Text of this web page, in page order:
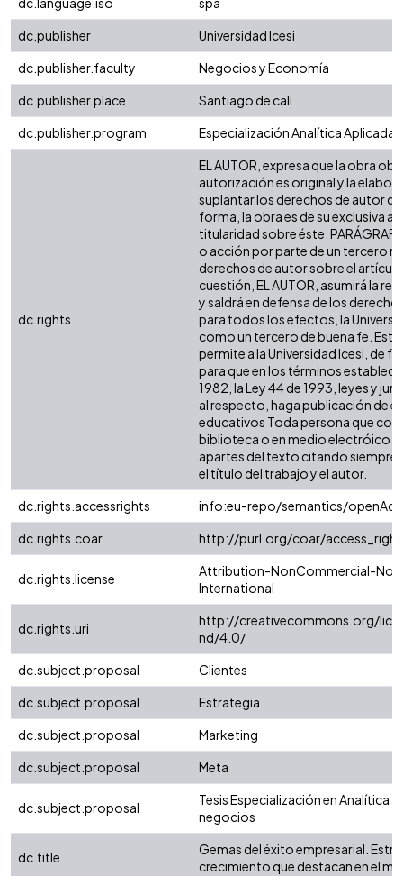
dc.publisher
Universidad Icesi
dc.publisher.faculty
Negocios y Economía
dc.publisher.place
Santiago de cali
dc.publisher.program
Especialización Analítica Aplicada
dc.rights
EL AUTOR, expresa que la obra
autorización es original y la
suplantar los derechos de autor
forma, la obra es de su exclusiva
titularidad sobre éste.
o acción por parte de un tercero
derechos de autor sobre el
cuestión, EL AUTOR, asumirá la
y saldrá en defensa de los
para todos los efectos, la
como un tercero de buena fe.
permite a la Universidad Icesi, de
para que en los términos
1982, la Ley 44 de 1993, leyes y
al respecto, haga publicación de
educativos Toda persona que
biblioteca o en medio electróico
apartes del texto citando siempre
el título del trabajo y el autor.
dc.rights.accessrights
info:eu-repo/semantics/
dc.rights.coar
http://purl.org/coar/
dc.rights.license
Attribution-NonCommercial-
International
dc.rights.uri
http://creativecommons.org/
nd/4.0/
dc.subject.proposal
Clientes
dc.subject.proposal
Estrategia
dc.subject.proposal
Marketing
dc.subject.proposal
Meta
dc.subject.proposal
Tesis Especialización en Analítica
negocios
dc.title
Gemas del éxito empresarial.
crecimiento que destacan en el